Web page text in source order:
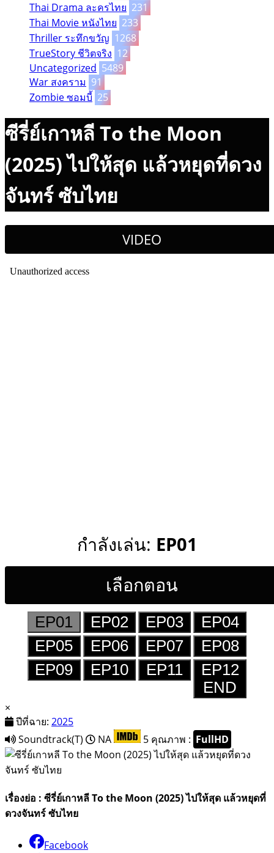
Thai Drama ละครไทย 231
Thai Movie หนังไทย 233
Thriller ระทึกขวัญ 1268
TrueStory ชีวิตจริง 12
Uncategorized 5489
War สงคราม 91
Zombie ซอมบี้ 25
ซีรี่ย์เกาหลี To the Moon
(2025) ไปให้สุด แล้วหยุดที่ดวง
จันทร์ ซับไทย
VIDEO
กำลังเล่น: EP01
เลือกตอน
EP01 EP02 EP03
EP04
EP05
EP06 EP07
EP08
EP09
EP10 EP11
EP12
END
×
ปีที่ฉาย: 2025
Soundtrack(T)
NA 5 คุณภาพ : FullHD
เรื่องย่อ : ซีรี่ย์เกาหลี To the Moon (2025) ไปให้สุด แล้วหยุดที่
ดวงจันทร์ ซับไทย
Facebook